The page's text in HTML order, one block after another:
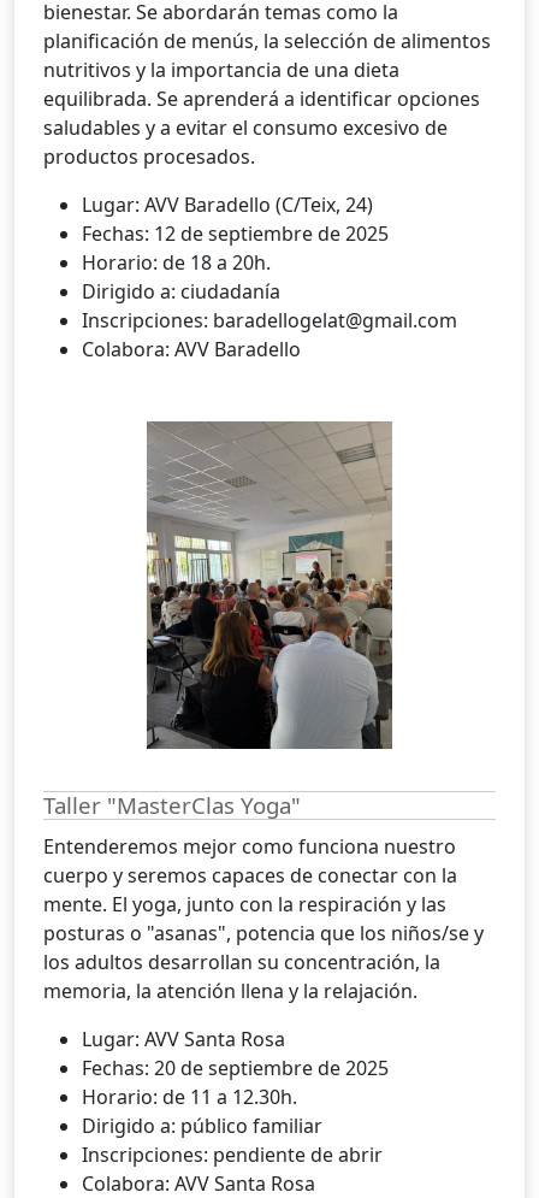
bienestar. Se abordarán temas como la
planificación de menús, la selección de alimentos
nutritivos y la importancia de una dieta
equilibrada. Se aprenderá a identificar opciones
saludables y a evitar el consumo excesivo de
productos procesados.
Lugar: AVV Baradello (C/Teix, 24)
Fechas: 12 de septiembre de 2025
Horario: de 18 a 20h.
Dirigido a: ciudadanía
Inscripciones: baradellogelat@gmail.com
Colabora: AVV Baradello
Taller "MasterClas Yoga"
Entenderemos mejor como funciona nuestro
cuerpo y seremos capaces de conectar con la
mente. El yoga, junto con la respiración y las
posturas o "asanas", potencia que los niños/se y
los adultos desarrollan su concentración, la
memoria, la atención llena y la relajación.
Lugar: AVV Santa Rosa
Fechas: 20 de septiembre de 2025
Horario: de 11 a 12.30h.
Dirigido a: público familiar
Inscripciones: pendiente de abrir
Colabora: AVV Santa Rosa